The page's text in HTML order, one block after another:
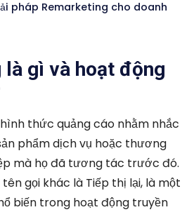
pháp Remarketing cho doanh
là gì và hoạt động
thức quảng cáo nhằm nhắc
phẩm dịch vụ hoặc thương
mà họ đã tương tác trước đó.
gọi khác là Tiếp thị lại, là một
biến trong hoạt động truyền